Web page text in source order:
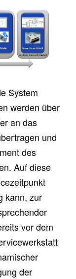
System
werden über
an das
und
des
Auf diese
kann, zur
vor dem
der